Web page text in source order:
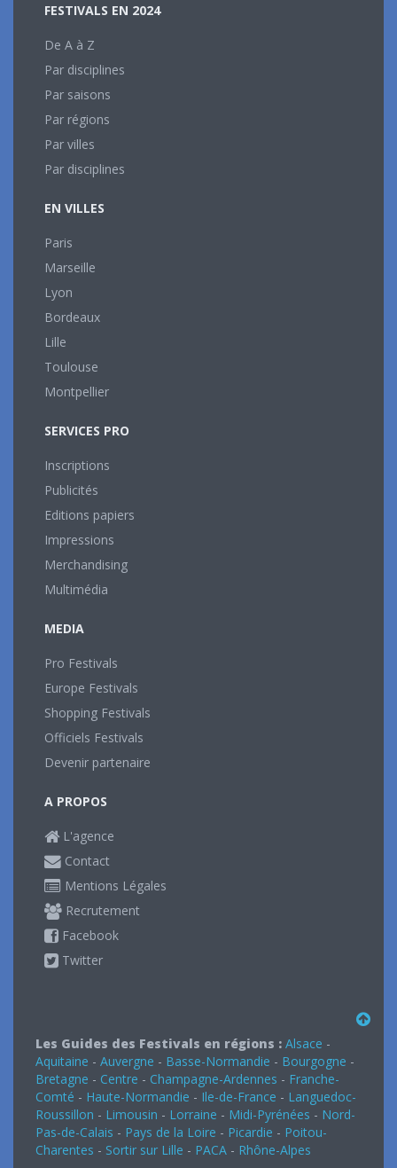
FESTIVALS EN 2024
De A à Z
Par disciplines
Par saisons
Par régions
Par villes
Par disciplines
EN VILLES
Paris
Marseille
Lyon
Bordeaux
Lille
Toulouse
Montpellier
SERVICES PRO
Inscriptions
Publicités
Editions papiers
Impressions
Merchandising
Multimédia
MEDIA
Pro Festivals
Europe Festivals
Shopping Festivals
Officiels Festivals
Devenir partenaire
A PROPOS
L'agence
Contact
Mentions Légales
Recrutement
Facebook
Twitter
Les Guides des Festivals en régions : Alsace -
Aquitaine - Auvergne - Basse-Normandie - Bourgogne -
Bretagne - Centre - Champagne-Ardennes - Franche-
Comté - Haute-Normandie - Ile-de-France - Languedoc-
Roussillon - Limousin - Lorraine - Midi-Pyrénées - Nord-
Pas-de-Calais - Pays de la Loire - Picardie - Poitou-
Charentes - Sortir sur Lille - PACA - Rhône-Alpes